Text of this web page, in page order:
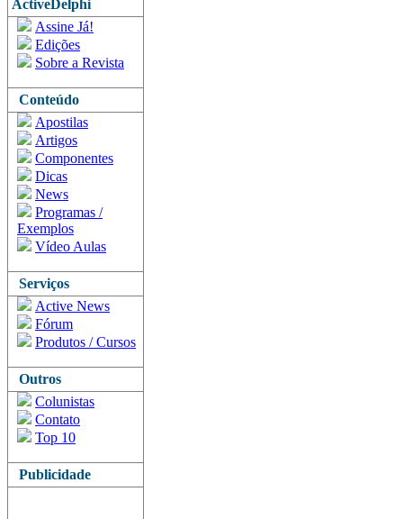
ActiveDelphi
Assine Já!
Edições
Sobre a Revista
Conteúdo
Apostilas
Artigos
Componentes
Dicas
News
Programas /
Exemplos
Vídeo Aulas
Serviços
Active News
Fórum
Produtos / Cursos
Outros
Colunistas
Contato
Top 10
Publicidade